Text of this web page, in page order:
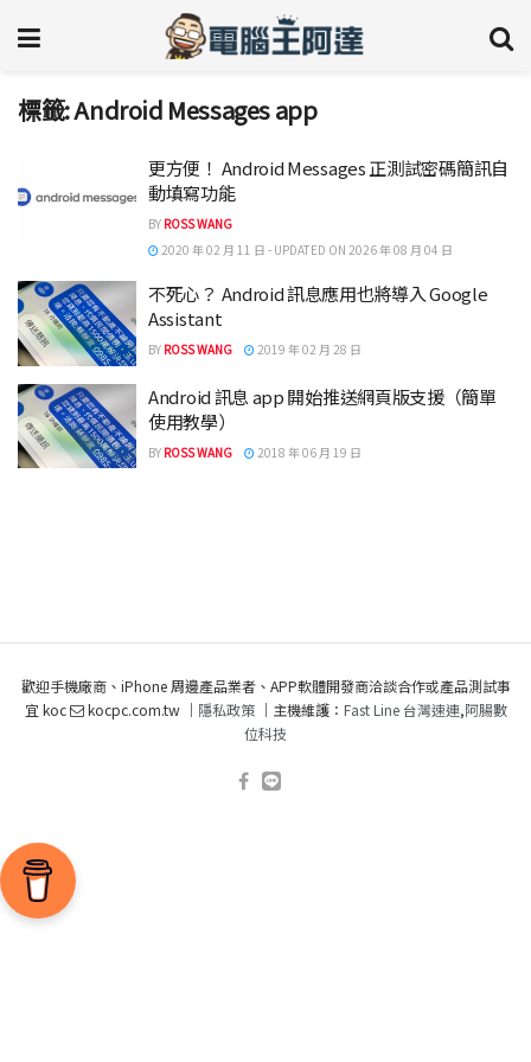
標籤:Android Messages app
更方便！ Android Messages 正測試密碼簡訊自
動填寫功能
BY ROSS WANG
2020 年 02 月 11 日 - UPDATED ON 2026 年 08 月 04 日
不死心？ Android 訊息應用也將導入 Google
Assistant
BY ROSS WANG 2019 年 02 月 28 日
Android 訊息 app 開始推送網頁版支援（簡單
使用教學）
BY ROSS WANG 2018 年 06 月 19 日
歡迎手機廠商、iPhone 周邊產品業者、APP軟體開發商洽談合作或產品測試事
宜 koc
kocpc.com.tw ｜ 隱私政策｜主機維護： Fast Line 台灣速連,阿腸數
位科技